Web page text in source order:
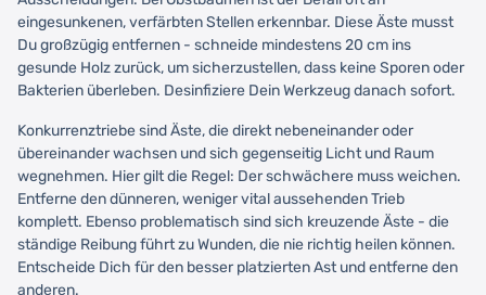
eingesunkenen, verfärbten Stellen erkennbar. Diese Äste musst
Du großzügig entfernen - schneide mindestens 20 cm ins
gesunde Holz zurück, um sicherzustellen, dass keine Sporen oder
Bakterien überleben. Desinfiziere Dein Werkzeug danach sofort.
Konkurrenztriebe sind Äste, die direkt nebeneinander oder
übereinander wachsen und sich gegenseitig Licht und Raum
wegnehmen. Hier gilt die Regel: Der schwächere muss weichen.
Entferne den dünneren, weniger vital aussehenden Trieb
komplett. Ebenso problematisch sind sich kreuzende Äste - die
ständige Reibung führt zu Wunden, die nie richtig heilen können.
Entscheide Dich für den besser platzierten Ast und entferne den
anderen.